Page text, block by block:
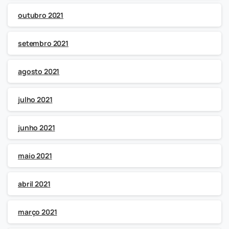
outubro 2021
setembro 2021
agosto 2021
julho 2021
junho 2021
maio 2021
abril 2021
março 2021